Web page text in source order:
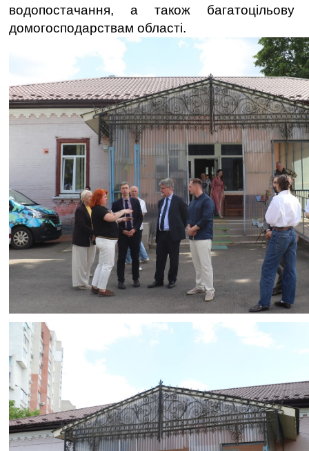
водопостачання, а також багатоцільову
домогосподарствам області.